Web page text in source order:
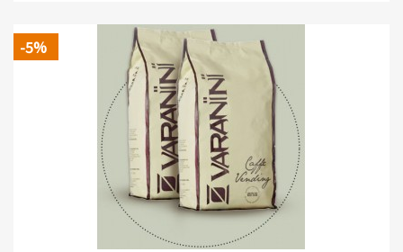
Paquet de 1kg avec valve de protection des arômes
-5%